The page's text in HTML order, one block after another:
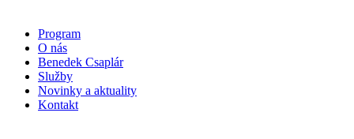
Program
O nás
Benedek Csaplár
Služby
Novinky a aktuality
Kontakt